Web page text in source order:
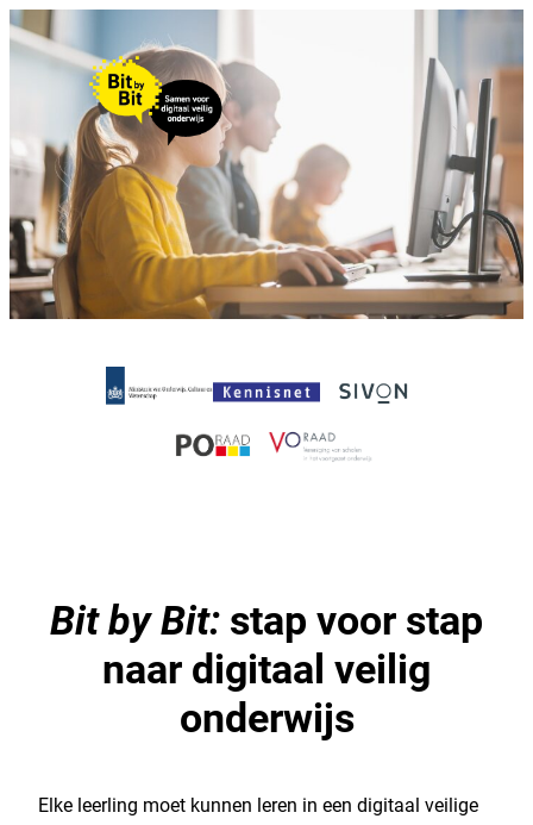
Bit by Bit: stap voor stap
naar digitaal veilig
onderwijs
Elke leerling moet kunnen leren in een digitaal veilige